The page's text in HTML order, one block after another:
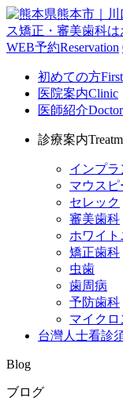
WEB予約Reservation
初めての方First
医院案内Clinic
医師紹介Doctor
診療案内
インプラ
マウスピ
セレック
審美歯科
ホワイ
矯正歯科
虫歯
歯周病
予防歯科
マイク
台灣人士看診
Blog
ブログ